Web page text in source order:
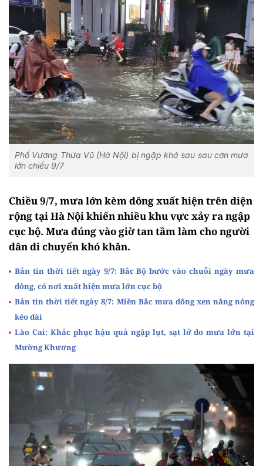
Phố Vương Thừa Vũ (Hà Nội) bị ngập khá sau sau cơn mưa
lớn chiều 9/7
Chiều 9/7, mưa lớn kèm dông xuất hiện trên diện
rộng tại Hà Nội khiến nhiều khu vực xảy ra ngập
cục bộ. Mưa đúng vào giờ tan tầm làm cho người
dân di chuyển khó khăn.
Bản tin thời tiết ngày 9/7: Bắc Bộ bước vào chuỗi ngày mưa
dông, có nơi xuất hiện mưa lớn cục bộ
Bản tin thời tiết ngày 8/7: Miền Bắc mưa dông xen nắng nóng
kéo dài
Lào Cai: Khắc phục hậu quả ngập lụt, sạt lở do mưa lớn tại
Mường Khương